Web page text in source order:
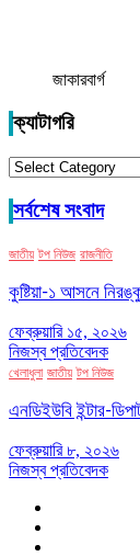
জাকারবার্গ
ক্যাটাগরি
ক্যাটাগরি
সর্বশেষ সংবাদ
জাতীয় টপ নিউজ রাজনীতি
কুষ্টিয়া-১ আসনে
ফেব্রুয়ারি ১৫, ২০২৬
নিজস্ব প্রতিবেদক
খেলাধুলা জাতীয় টপ নিউজ
এনডিইউবি ইন্টার-
ফেব্রুয়ারি ৮, ২০২৬
নিজস্ব প্রতিবেদক